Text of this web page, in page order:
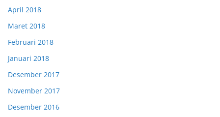
April 2018
Maret 2018
Februari 2018
Januari 2018
Desember 2017
November 2017
Desember 2016